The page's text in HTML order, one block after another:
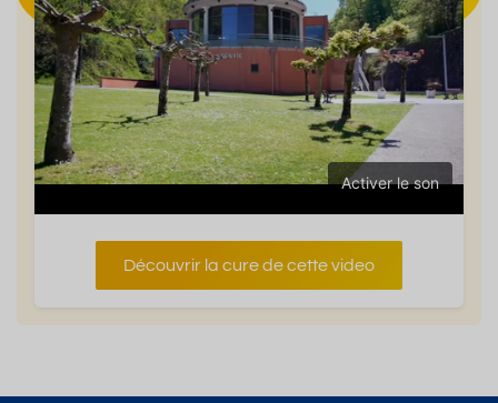
Activer le son
Découvrir la cure de cette video